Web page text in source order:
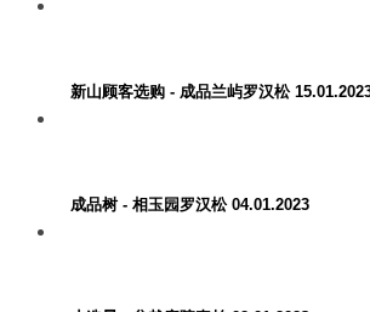
新山顾客选购 - 成品兰屿罗汉松
成品树 - 相玉园罗汉松 04.01.2023